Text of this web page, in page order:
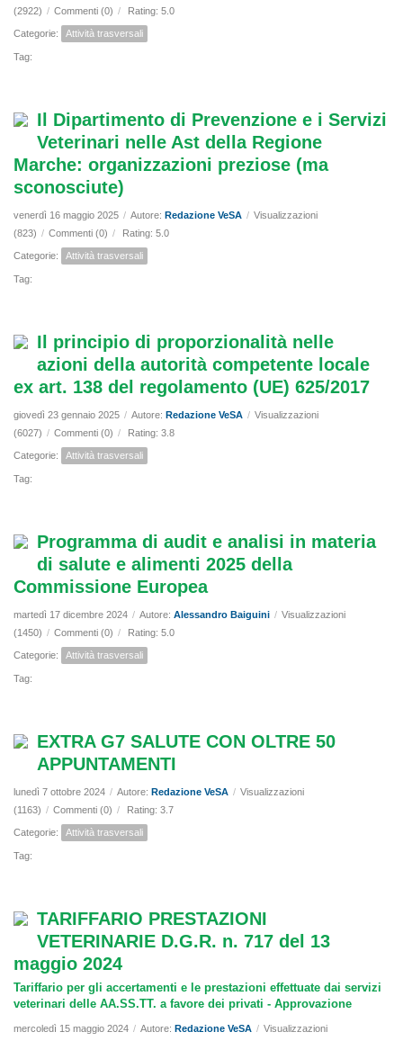
(2922) / Commenti (0) / Rating: 5.0
Categorie: Attività trasversali
Tag:
Il Dipartimento di Prevenzione e i Servizi
Veterinari nelle Ast della Regione
Marche: organizzazioni preziose (ma
sconosciute)
venerdì 16 maggio 2025 / Autore: Redazione VeSA / Visualizzazioni
(823) / Commenti (0) / Rating: 5.0
Categorie: Attività trasversali
Tag:
Il principio di proporzionalità nelle
azioni della autorità competente locale
ex art. 138 del regolamento (UE) 625/2017
giovedì 23 gennaio 2025 / Autore: Redazione VeSA / Visualizzazioni
(6027) / Commenti (0) / Rating: 3.8
Categorie: Attività trasversali
Tag:
Programma di audit e analisi in materia
di salute e alimenti 2025 della
Commissione Europea
martedì 17 dicembre 2024 / Autore: Alessandro Baiguini / Visualizzazioni
(1450) / Commenti (0) / Rating: 5.0
Categorie: Attività trasversali
Tag:
EXTRA G7 SALUTE CON OLTRE 50
APPUNTAMENTI
lunedì 7 ottobre 2024 / Autore: Redazione VeSA / Visualizzazioni
(1163) / Commenti (0) / Rating: 3.7
Categorie: Attività trasversali
Tag:
TARIFFARIO PRESTAZIONI
VETERINARIE D.G.R. n. 717 del 13
maggio 2024
Tariffario per gli accertamenti e le prestazioni effettuate dai servizi
veterinari delle AA.SS.TT. a favore dei privati - Approvazione
mercoledì 15 maggio 2024 / Autore: Redazione VeSA / Visualizzazioni